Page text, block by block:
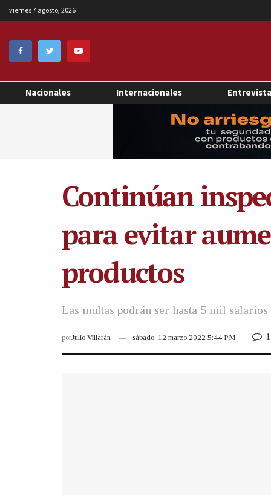
viernes 7 agosto, 2026
Nacionales Internacionales
Continúan
para evitar
productos
Las multas podrán ser hasta 5 mil
porJulio Villarán sábado, 12 marzo 2022 5:44 PM 1